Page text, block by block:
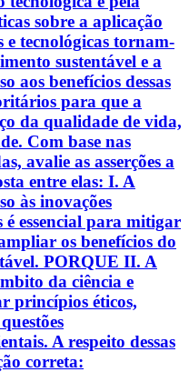
sobre a aplicação
e tecnológicas tornam-
sustentável e a
aos benefícios dessas
para que a
da qualidade de vida,
Com base nas
avalie as asserções a
entre elas: I. A
às inovações
é essencial para mitigar
os benefícios do
PORQUE II. A
da ciência e
princípios éticos,
A respeito dessas
correta: